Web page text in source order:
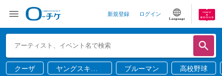
新規登録 ログイン
Language
クーザ
ヤングスキニ
ブルーマン 高校野球